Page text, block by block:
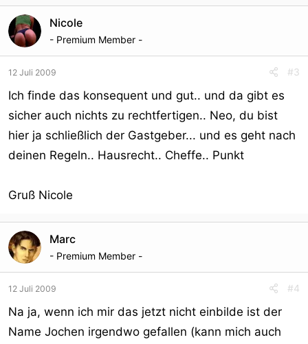
Nicole
- Premium Member -
12 Juli 2009 #3
Ich finde das konsequent und gut.. und da gibt es
sicher auch nichts zu rechtfertigen.. Neo, du bist
hier ja schließlich der Gastgeber... und es geht nach
deinen Regeln.. Hausrecht.. Cheffe.. Punkt
Gruß Nicole
Marc
- Premium Member -
12 Juli 2009 #4
Na ja, wenn ich mir das jetzt nicht einbilde ist der
Name Jochen irgendwo gefallen (kann mich auch